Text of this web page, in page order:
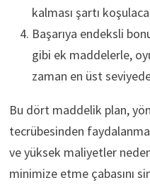
kalması şartı
Başarıya endeksli
gibi ek maddelerle,
zaman en üst
Bu dört maddelik plan,
tecrübesinden
ve yüksek maliyetler
minimize etme çabasını